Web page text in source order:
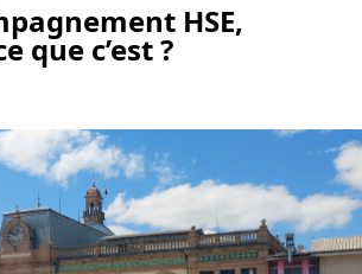
HSE,
que c’est ?